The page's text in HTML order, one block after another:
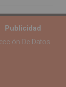
Publicidad
De Datos